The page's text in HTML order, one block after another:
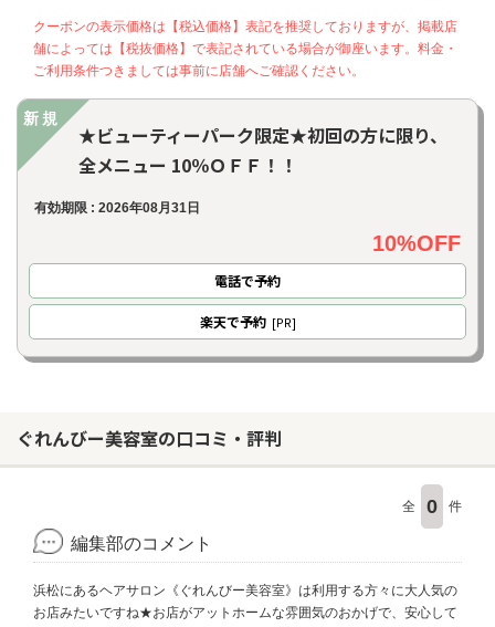
クーポンの表示価格は【税込価格】表記を推奨しておりますが、掲載店
舗によっては【税抜価格】で表記されている場合が御座います。料金・
ご利用条件つきましては事前に店舗へご確認ください。
新規
★ビューティーパーク限定★初回の方に限り、
全メニュー 10％ＯＦＦ！！
有効期限 : 2026年08月31日
10%OFF
電話で予約
楽天で予約 [PR]
ぐれんびー美容室の口コミ・評判
全 0 件
編集部のコメント
浜松にあるヘアサロン《ぐれんびー美容室》は利用する方々に大人気の
お店みたいですね★お店がアットホームな雰囲気のおかげで、安心して